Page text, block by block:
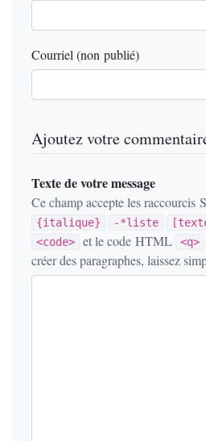
Courriel (non publié)
Ajoutez votre
Texte de votre message
Ce champ accepte les raccourcis
{italique}
-*liste
<code>
et le code HTML <q>
créer des paragraphes, laissez